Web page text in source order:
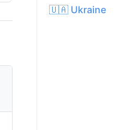
🇺🇦 Ukraine